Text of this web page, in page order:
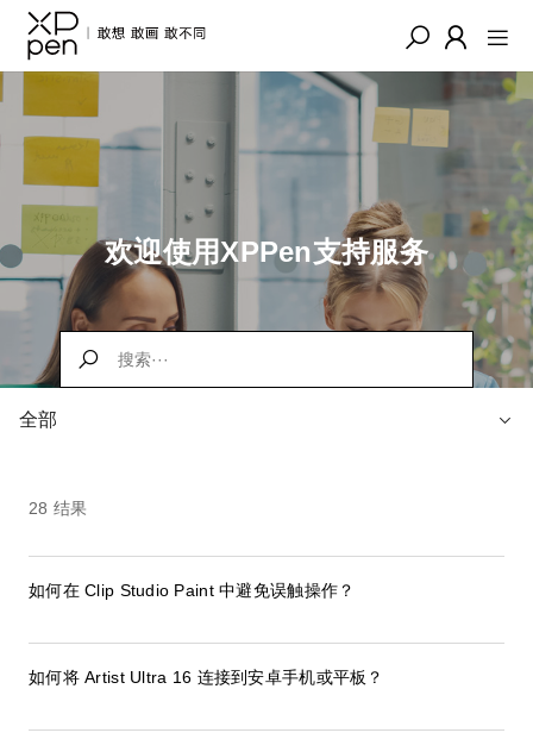
欢迎使用XPPen支持服务
全部
28 结果
如何在 Clip Studio Paint 中避免误触操作？
如何将 Artist Ultra 16 连接到安卓手机或平板？